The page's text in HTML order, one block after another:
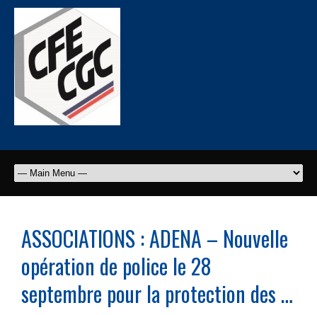
ASSOCIATIONS : ADENA – Nouvelle
opération de police le 28
septembre pour la protection des …